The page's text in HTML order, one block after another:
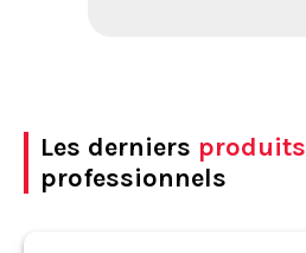
Les derniers produits
professionnels